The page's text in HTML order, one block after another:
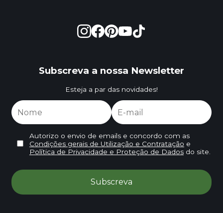
Subscreva a nossa Newsletter
Esteja a par das novidades!
Autorizo o envio de emails e concordo com as
Condições gerais de Utilização e Contratação e
Política de Privacidade e Proteção de Dadosdo site.